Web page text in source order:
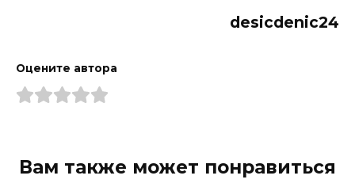
desicdenic24
Оцените автора
Вам также может понравиться